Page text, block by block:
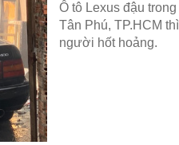
Ô tô Lexus đậu
Tân Phú, TP.HCM
người hốt hoảng.